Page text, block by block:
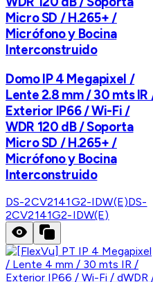
Micro SD / H.265+ /
Micrófono y Bocina
Interconstruido
Domo IP 4 Megapixel /
Lente 2.8 mm / 30 mts IR
Exterior IP66 / Wi-Fi /
WDR 120 dB / Soporta
Micro SD / H.265+ /
Micrófono y Bocina
Interconstruido
DS-2CV2141G2-IDW(E)DS-
2CV2141G2-IDW(E)